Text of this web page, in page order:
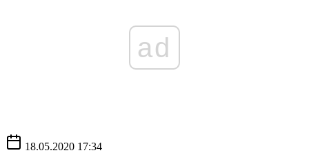
ad
18.05.2020 17:34